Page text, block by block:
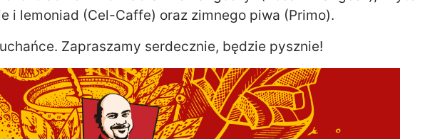
i lemoniad (Cel-Caffe) oraz zimnego piwa (Primo).
Zapraszamy serdecznie, będzie pysznie!